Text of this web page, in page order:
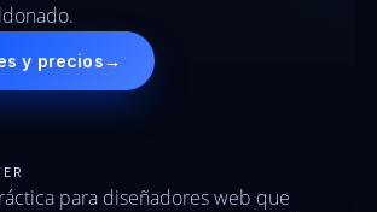
y precios→
para diseñadores web que